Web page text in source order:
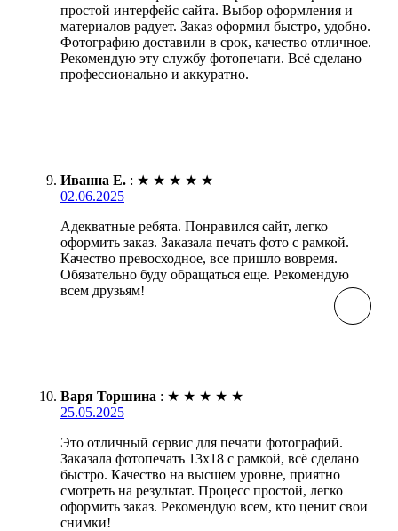
простой интерфейс сайта. Выбор оформления и
материалов радует. Заказ оформил быстро, удобно.
Фотографию доставили в срок, качество отличное.
Рекомендую эту службу фотопечати. Всё сделано
профессионально и аккуратно.
Иванна Е. : ★ ★ ★ ★ ★
02.06.2025
Адекватные ребята. Понравился сайт, легко
оформить заказ. Заказала печать фото с рамкой.
Качество превосходное, все пришло вовремя.
Обязательно буду обращаться еще. Рекомендую
всем друзьям!
Варя Торшина : ★ ★ ★ ★ ★
25.05.2025
Это отличный сервис для печати фотографий.
Заказала фотопечать 13х18 с рамкой, всё сделано
быстро. Качество на высшем уровне, приятно
смотреть на результат. Процесс простой, легко
оформить заказ. Рекомендую всем, кто ценит свои
снимки!